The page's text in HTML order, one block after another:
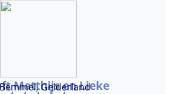
Matthijs en Lieke
Bemmel, Gelderland